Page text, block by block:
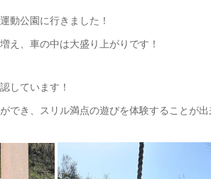
動公園に行きました！
え、車の中は大盛り上がりです！
しています！
でき、スリル満点の遊びを体験することが出